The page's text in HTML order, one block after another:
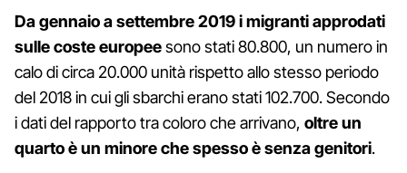
Da gennaio a settembre 2019 i migranti approdati
sulle coste europeesono stati 80.800, un numero in
calo di circa 20.000 unità rispetto allo stesso periodo
del 2018 in cui gli sbarchi erano stati 102.700. Secondo
i dati del rapporto tra coloro che arrivano, oltre un
quarto è un minore che spesso è senza genitori.